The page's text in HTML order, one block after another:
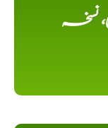
نسخہ